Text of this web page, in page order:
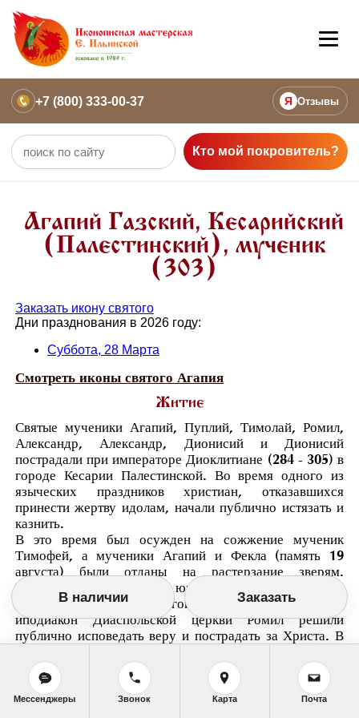
+7 (800) 333-00-37 Я Отзывы
Кто мой покровитель?
Агапий Газский, Кесарийский
(Палестинский), мученик
(303)
Заказать икону святого
Дни празднования в 2026 году:
Суббота, 28 Марта
Смотреть иконы святого Агапия
Житие
Святые мученики Агапий, Пуплий, Тимолай, Ромил,
Александр, Александр, Дионисий и Дионисий
пострадали при императоре Диоклитиане (284 - 305) в
городе Кесарии Палестинской. Во время одного из
языческих праздников христиан, отказавшихся
принести жертву идолам, начали публично истязать и
казнить.
В это время был осужден на сожжение мученик
Тимофей, а мученики Агапий и Фекла (память 19
августа) были отданы на растерзание зверям.
Находившиеся в толпе юноши-христиане Пуплий,
Тимолай, Александр, другой Александр, Дионисий и
иподиакон Диаспольской церкви Ромил решили
публично исповедать веру и пострадать за Христа. В
явились к правителю Урвану.
Видя их молодость, правитель пробовал уговорить их
отказаться от своего решения, но тщетно. Тогда он
В наличии Заказать
Мессенджеры Звонок Карта Почта